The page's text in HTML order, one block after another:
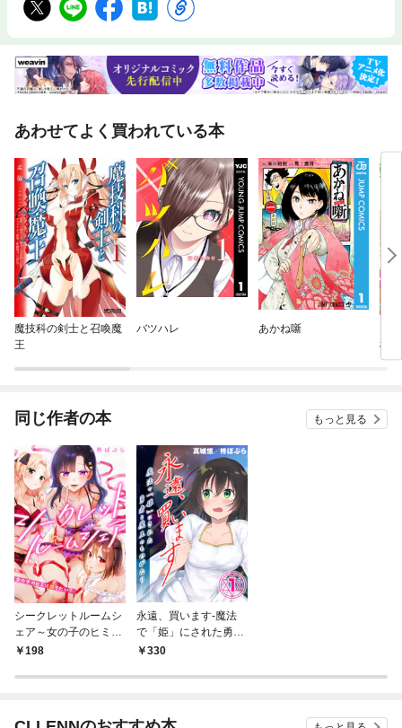
あわせてよく買われている本
魔技科の剣士と召喚魔
王
バツハレ あかね噺
根
女
同じ作者の本 もっと見る
シークレットルームシ
ェア～女の子のヒミツ
知りたい？～【フルカ
198
永遠、買います-魔法
で「姫」にされた勇者
と魔王のものがたり-
330